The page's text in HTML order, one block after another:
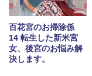
百花宮のお掃除係
14 転生した新米宮
女、後宮のお悩み解
決します。